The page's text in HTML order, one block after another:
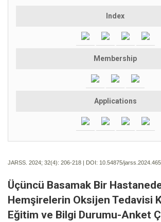
Index
Membership
Applications
JARSS. 2024; 32(4): 206-218 | DOI: 10.54875/
Üçüncü Basamak Bir
Hemşirelerin Oksijen Tedavisi
Eğitim ve Bilgi Durumu-Anket